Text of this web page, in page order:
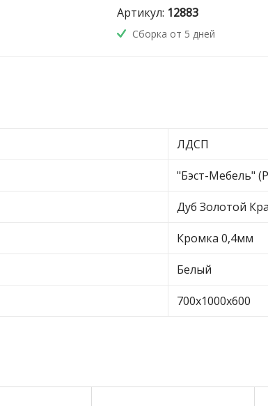
Артикул: 12883
Сборка от 5 дней
ЛДСП
"Бэст-Мебель"
Дуб Золотой
Кромка 0,4мм
Белый
700х1000х600